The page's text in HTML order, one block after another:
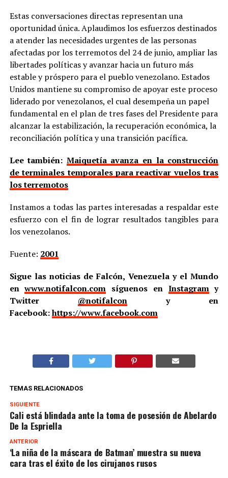
Estas conversaciones directas representan una
oportunidad única. Aplaudimos los esfuerzos destinados
a atender las necesidades urgentes de las personas
afectadas por los terremotos del 24 de junio, ampliar las
libertades políticas y avanzar hacia un futuro más
estable y próspero para el pueblo venezolano. Estados
Unidos mantiene su compromiso de apoyar este proceso
liderado por venezolanos, el cual desempeña un papel
fundamental en el plan de tres fases del Presidente para
alcanzar la estabilización, la recuperación económica, la
reconciliación política y una transición pacífica.
Lee también: Maiquetía avanza en la construcción
de terminales temporales para reactivar vuelos tras
los terremotos
Instamos a todas las partes interesadas a respaldar este
esfuerzo con el fin de lograr resultados tangibles para
los venezolanos.
Fuente: 2001
Sigue las noticias de Falcón, Venezuela y el Mundo
enwww.notifalcon.com síguenos en Instagramy
Twitter @notifalcony en
Facebook:https://www.facebook.com
TEMAS RELACIONADOS
SIGUIENTE
Cali está blindada ante la toma de posesión de Abelardo
De la Espriella
ANTERIOR
‘La niña de la máscara de Batman’ muestra su nueva
cara tras el éxito de los cirujanos rusos